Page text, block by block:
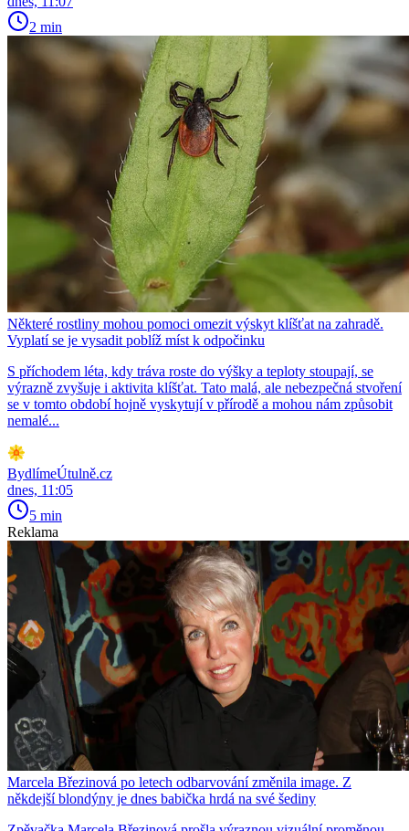
2 min
Některé rostliny mohou pomoci omezit výskyt klíšťat na zahradě.
Vyplatí se je vysadit poblíž míst k odpočinku
S příchodem léta, kdy tráva roste do výšky a teploty stoupají, se
výrazně zvyšuje i aktivita klíšťat. Tato malá, ale nebezpečná stvoření
se v tomto období hojně vyskytují v přírodě a mohou nám způsobit
nemalé...
BydlímeÚtulně.cz
dnes, 11:05
5 min
Reklama
Marcela Březinová po letech odbarvování změnila image. Z
někdejší blondýny je dnes babička hrdá na své šediny